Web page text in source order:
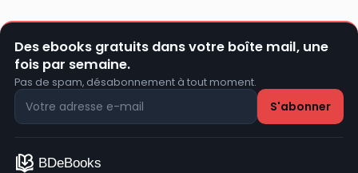
Des ebooks gratuits dans votre boîte mail, une
fois par semaine.
Pas de spam, désabonnement à tout moment.